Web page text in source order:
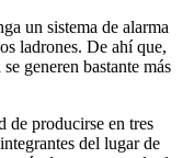
un sistema de alarma
ladrones. De ahí que,
generen bastante más
de producirse en tres
del lugar de